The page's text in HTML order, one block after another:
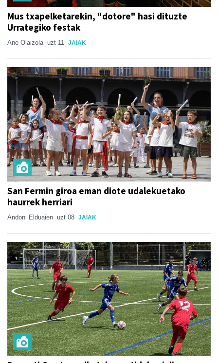
Mus txapelketarekin, "dotore" hasi dituzte
Urrategiko festak
Ane Olaizola uzt 11 JAIAK
San Fermin giroa eman diote udalekuetako
haurrek herriari
Andoni Elduaien uzt 08 JAIAK